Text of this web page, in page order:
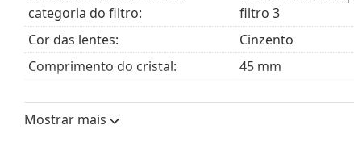
categoria do filtro:
filtro 3
Cor das lentes:
Cinzento
Comprimento do cristal:
45 mm
Material das lentes:
Mostrar mais